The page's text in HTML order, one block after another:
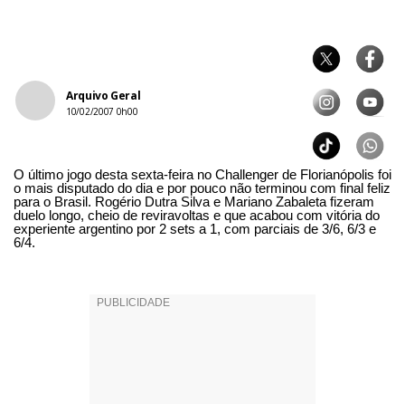
Arquivo Geral
10/02/2007 0h00
O último jogo desta sexta-feira no Challenger de Florianópolis foi
o mais disputado do dia e por pouco não terminou com final feliz
para o Brasil. Rogério Dutra Silva e Mariano Zabaleta fizeram
duelo longo, cheio de reviravoltas e que acabou com vitória do
experiente argentino por 2 sets a 1, com parciais de 3/6, 6/3 e
6/4.